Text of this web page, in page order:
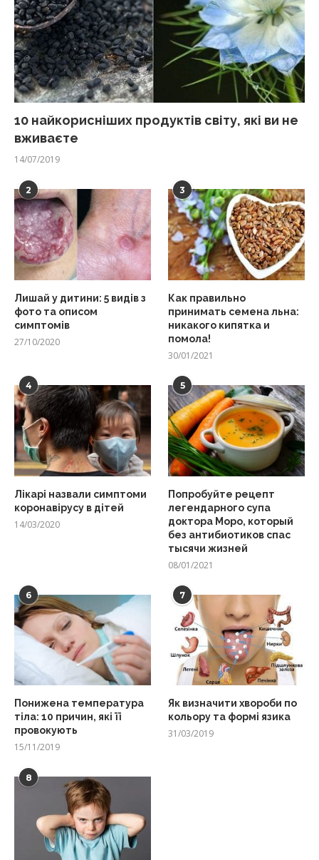
10 найкорисніших продуктів світу, які ви не
вживаєте
14/07/2019
2
Лишай у дитини: 5 видів з
фото та описом
симптомів
27/10/2020
3
Как правильно
принимать семена льна:
никакого кипятка и
помола!
30/01/2021
4
Лікарі назвали симптоми
коронавірусу в дітей
14/03/2020
5
Попробуйте рецепт
легендарного супа
доктора Моро, который
без антибиотиков спас
тысячи жизней
08/01/2021
6
Понижена температура
тіла: 10 причин, які її
провокують
15/11/2019
7
Як визначити хвороби по
кольору та формі язика
31/03/2019
8